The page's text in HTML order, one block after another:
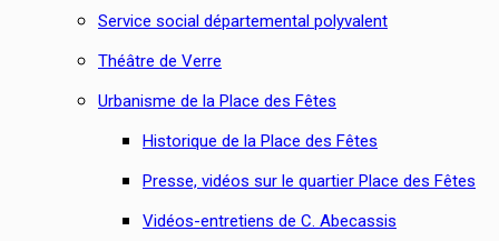
Service social départemental polyvalent
Théâtre de Verre
Urbanisme de la Place des Fêtes
Historique de la Place des Fêtes
Presse, vidéos sur le quartier Place des Fêtes
Vidéos-entretiens de C. Abecassis